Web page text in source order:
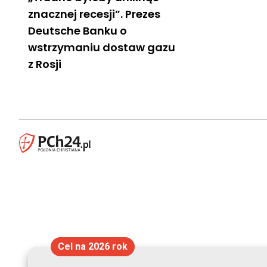
znacznej recesji”. Prezes
Deutsche Banku o
wstrzymaniu dostaw gazu
z Rosji
Cel na 2026 rok